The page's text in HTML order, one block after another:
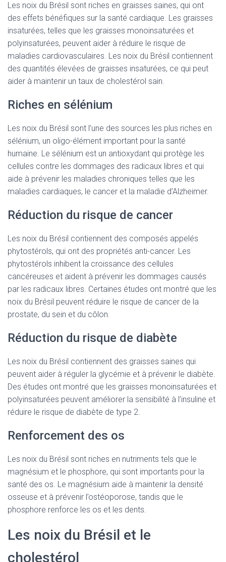
Les noix du Brésil sont riches en graisses saines, qui ont
des effets bénéfiques sur la santé cardiaque. Les graisses
insaturées, telles que les graisses monoinsaturées et
polyinsaturées, peuvent aider à réduire le risque de
maladies cardiovasculaires. Les noix du Brésil contiennent
des quantités élevées de graisses insaturées, ce qui peut
aider à maintenir un taux de cholestérol sain.
Riches en sélénium
Les noix du Brésil sont l’une des sources les plus riches en
sélénium, un oligo-élément important pour la santé
humaine. Le sélénium est un antioxydant qui protège les
cellules contre les dommages des radicaux libres et qui
aide à prévenir les maladies chroniques telles que les
maladies cardiaques, le cancer et la maladie d’Alzheimer.
Réduction du risque de cancer
Les noix du Brésil contiennent des composés appelés
phytostérols, qui ont des propriétés anti-cancer. Les
phytostérols inhibent la croissance des cellules
cancéreuses et aident à prévenir les dommages causés
par les radicaux libres. Certaines études ont montré que les
noix du Brésil peuvent réduire le risque de cancer de la
prostate, du sein et du côlon.
Réduction du risque de diabète
Les noix du Brésil contiennent des graisses saines qui
peuvent aider à réguler la glycémie et à prévenir le diabète.
Des études ont montré que les graisses monoinsaturées et
polyinsaturées peuvent améliorer la sensibilité à l’insuline et
réduire le risque de diabète de type 2.
Renforcement des os
Les noix du Brésil sont riches en nutriments tels que le
magnésium et le phosphore, qui sont importants pour la
santé des os. Le magnésium aide à maintenir la densité
osseuse et à prévenir l’ostéoporose, tandis que le
phosphore renforce les os et les dents.
Les noix du Brésil et le
cholestérol